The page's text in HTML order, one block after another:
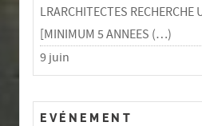
LRARCHITECTES RECHERCHE
[MINIMUM 5 ANNEES (…)
9 juin
EVÉNEMENT